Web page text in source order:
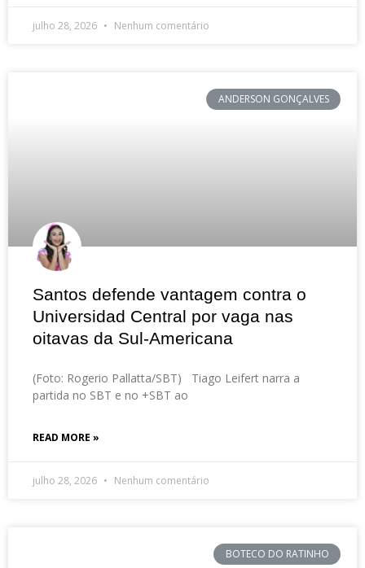
julho 28, 2026 Nenhum comentário
ANDERSON GONÇALVES
Santos defende vantagem contra o
Universidad Central por vaga nas
oitavas da Sul-Americana
(Foto: Rogerio Pallatta/SBT) Tiago Leifert narra a
partida no SBT e no +SBT ao
READ MORE »
julho 28, 2026 Nenhum comentário
BOTECO DO RATINHO